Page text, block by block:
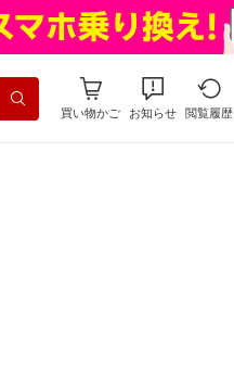
買い物かご お知らせ 閲覧履歴